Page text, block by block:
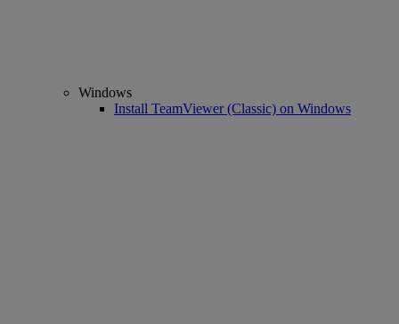
Windows
Install TeamViewer (Classic) on Windows